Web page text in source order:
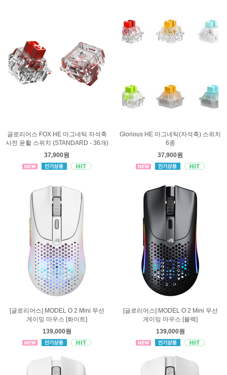
글로리어스 FOX HE 마그네틱 자석축
사전 윤활 스위치 (STANDARD - 36개)
37,900원
Glorious HE 마그네틱(자석축) 스위치
6종
37,900원
[글로리어스] MODEL O 2 Mini 무선
게이밍 마우스 [화이트]
139,000원
[글로리어스] MODEL O 2 Mini 무선
게이밍 마우스 [블랙]
139,000원